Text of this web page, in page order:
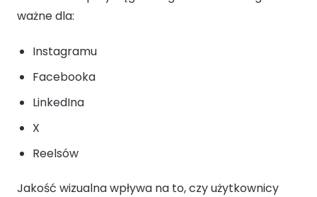
ważne dla:
Instagramu
Facebooka
LinkedIna
X
Reelsów
Jakość wizualna wpływa na to, czy użytkownicy